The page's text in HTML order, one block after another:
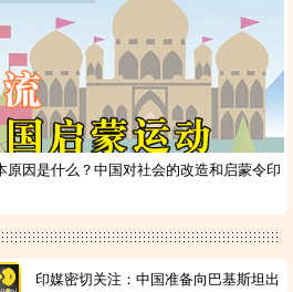
原因是什么？中国对社会的改造和启蒙令印
印媒密切关注：中国准备向巴基斯坦出